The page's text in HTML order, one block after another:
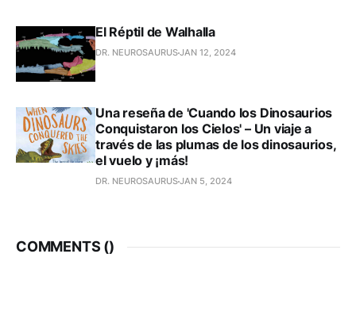
El Réptil de Walhalla
DR. NEUROSAURUSJAN 12, 2024
Una reseña de 'Cuando los Dinosaurios
Conquistaron los Cielos' – Un viaje a
través de las plumas de los dinosaurios,
el vuelo y ¡más!
DR. NEUROSAURUSJAN 5, 2024
COMMENTS ()